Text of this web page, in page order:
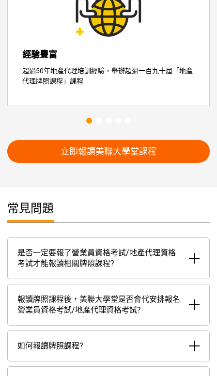
經驗豐富
超過50年地產代理培訓經驗，舉辦超過一百九十屆「地產
代理牌照課程」課程
立即報讀美聯大學堂課程
常見問題
是否一定要報了營業員資格考試/地產代理資格
考試才能報讀相關牌照課程?
報讀牌照課程後，美聯大學堂是否會代安排報名
營業員資格考試/地產代理資格考試?
如何報讀牌照課程?